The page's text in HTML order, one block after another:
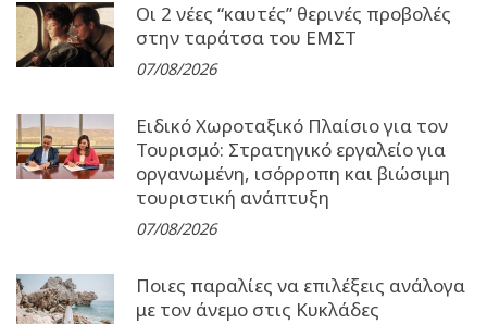
Οι 2 νέες “καυτές” θερινές προβολές
στην ταράτσα του ΕΜΣΤ
07/08/2026
Ειδικό Χωροταξικό Πλαίσιο για τον
Τουρισμό: Στρατηγικό εργαλείο για
οργανωμένη, ισόρροπη και βιώσιμη
τουριστική ανάπτυξη
07/08/2026
Ποιες παραλίες να επιλέξεις ανάλογα
με τον άνεμο στις Κυκλάδες